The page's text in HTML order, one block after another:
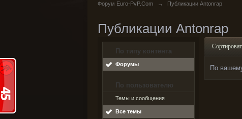
Форум Euro-PvP.Com → Публикации Antonrap
Публикации Antonrap
По типу контента
Форумы
По пользователю
Темы и сообщения
Все темы
По